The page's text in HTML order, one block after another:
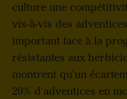
culture une
vis-à-vis des
important face à la
résistantes aux
montrent qu'un
20% d'adventices en